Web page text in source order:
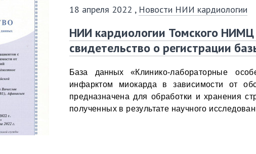
18 апреля 2022 , Новости НИИ кардиологии
НИИ кардиологии Томского НИМЦ
свидетельство о регистрации
База данных «Клинико-лабораторные
инфарктом миокарда в зависимости от
предназначена для обработки и хранения
полученных в результате научного